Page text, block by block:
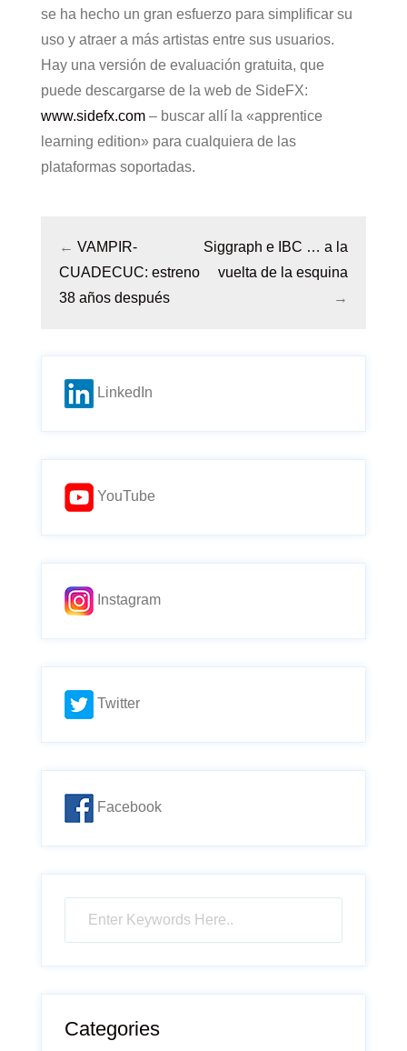
se ha hecho un gran esfuerzo para simplificar su
uso y atraer a más artistas entre sus usuarios.
Hay una versión de evaluación gratuita, que
puede descargarse de la web de SideFX:
www.sidefx.com – buscar allí la «apprentice
learning edition» para cualquiera de las
plataformas soportadas.
← VAMPIR-
CUADECUC: estreno
38 años después
Siggraph e IBC … a la
vuelta de la esquina
→
LinkedIn
YouTube
Instagram
Twitter
Facebook
Categories